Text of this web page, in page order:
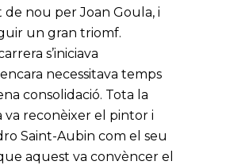
nou per Joan Goula, i
un gran triomf.
s’iniciava
necessitava temps
consolidació. Tota la
va reconèixer el pintor i
Saint-Aubin com el seu
aquest va convèncer el